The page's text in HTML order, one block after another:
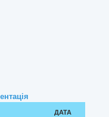
ДАТА